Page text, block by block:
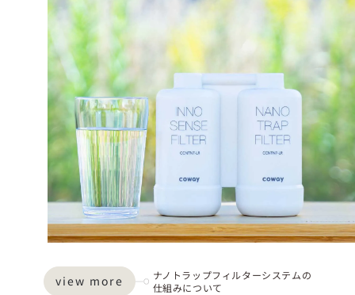
view more
ナノトラップフィルターシステムの
仕組みについて